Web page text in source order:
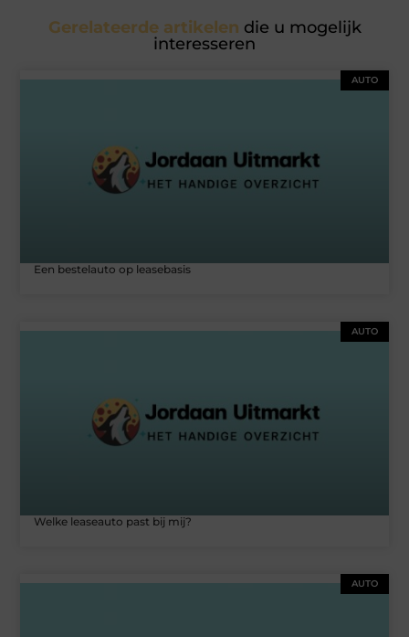
Gerelateerde artikelen die u mogelijk
interesseren
AUTO
Een bestelauto op leasebasis
AUTO
Welke leaseauto past bij mij?
AUTO